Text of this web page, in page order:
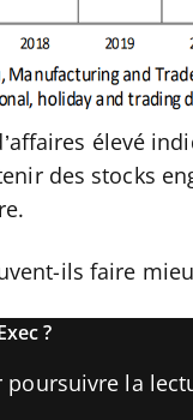
élevé
des stocks
ils faire
?
la